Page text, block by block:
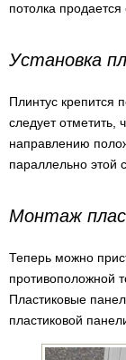
потолка
Установка
Плинтус крепится
следует отметить,
направлению
параллельно этой
Монтаж
Теперь можно
противоположной
Пластиковые
пластиковой